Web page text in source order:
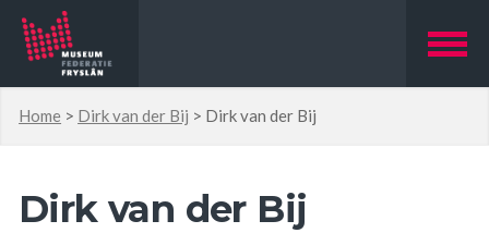
Home > Dirk van der Bij > Dirk van der Bij
Dirk van der Bij